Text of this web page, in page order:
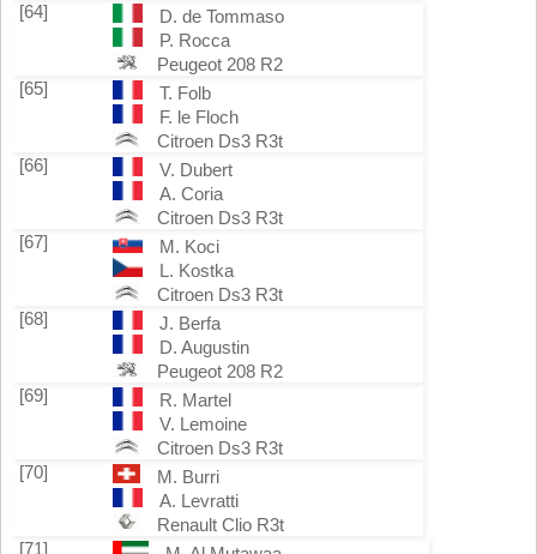
[64]
D. de Tommaso
P. Rocca
Peugeot 208 R2
[65]
T. Folb
F. le Floch
Citroen Ds3 R3t
[66]
V. Dubert
A. Coria
Citroen Ds3 R3t
[67]
M. Koci
L. Kostka
Citroen Ds3 R3t
[68]
J. Berfa
D. Augustin
Peugeot 208 R2
[69]
R. Martel
V. Lemoine
Citroen Ds3 R3t
[70]
M. Burri
A. Levratti
Renault Clio R3t
[71]